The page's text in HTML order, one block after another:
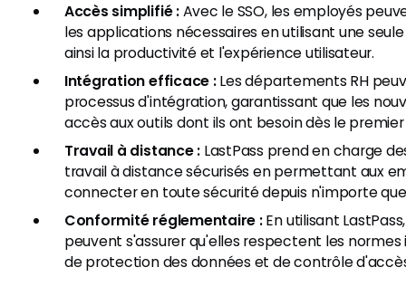
Accès simplifié :Avec le SSO, les employés
les applications nécessaires en utilisant une
ainsi la productivité et l'expérience utilisateur.
Intégration efficace :Les départements RH
processus d'intégration, garantissant que les
accès aux outils dont ils ont besoin dès le premier
Travail à distance : LastPass prend en charge
travail à distance sécurisés en permettant aux
connecter en toute sécurité depuis n'importe
Conformité réglementaire :En utilisant
peuvent s'assurer qu'elles respectent les
de protection des données et de contrôle